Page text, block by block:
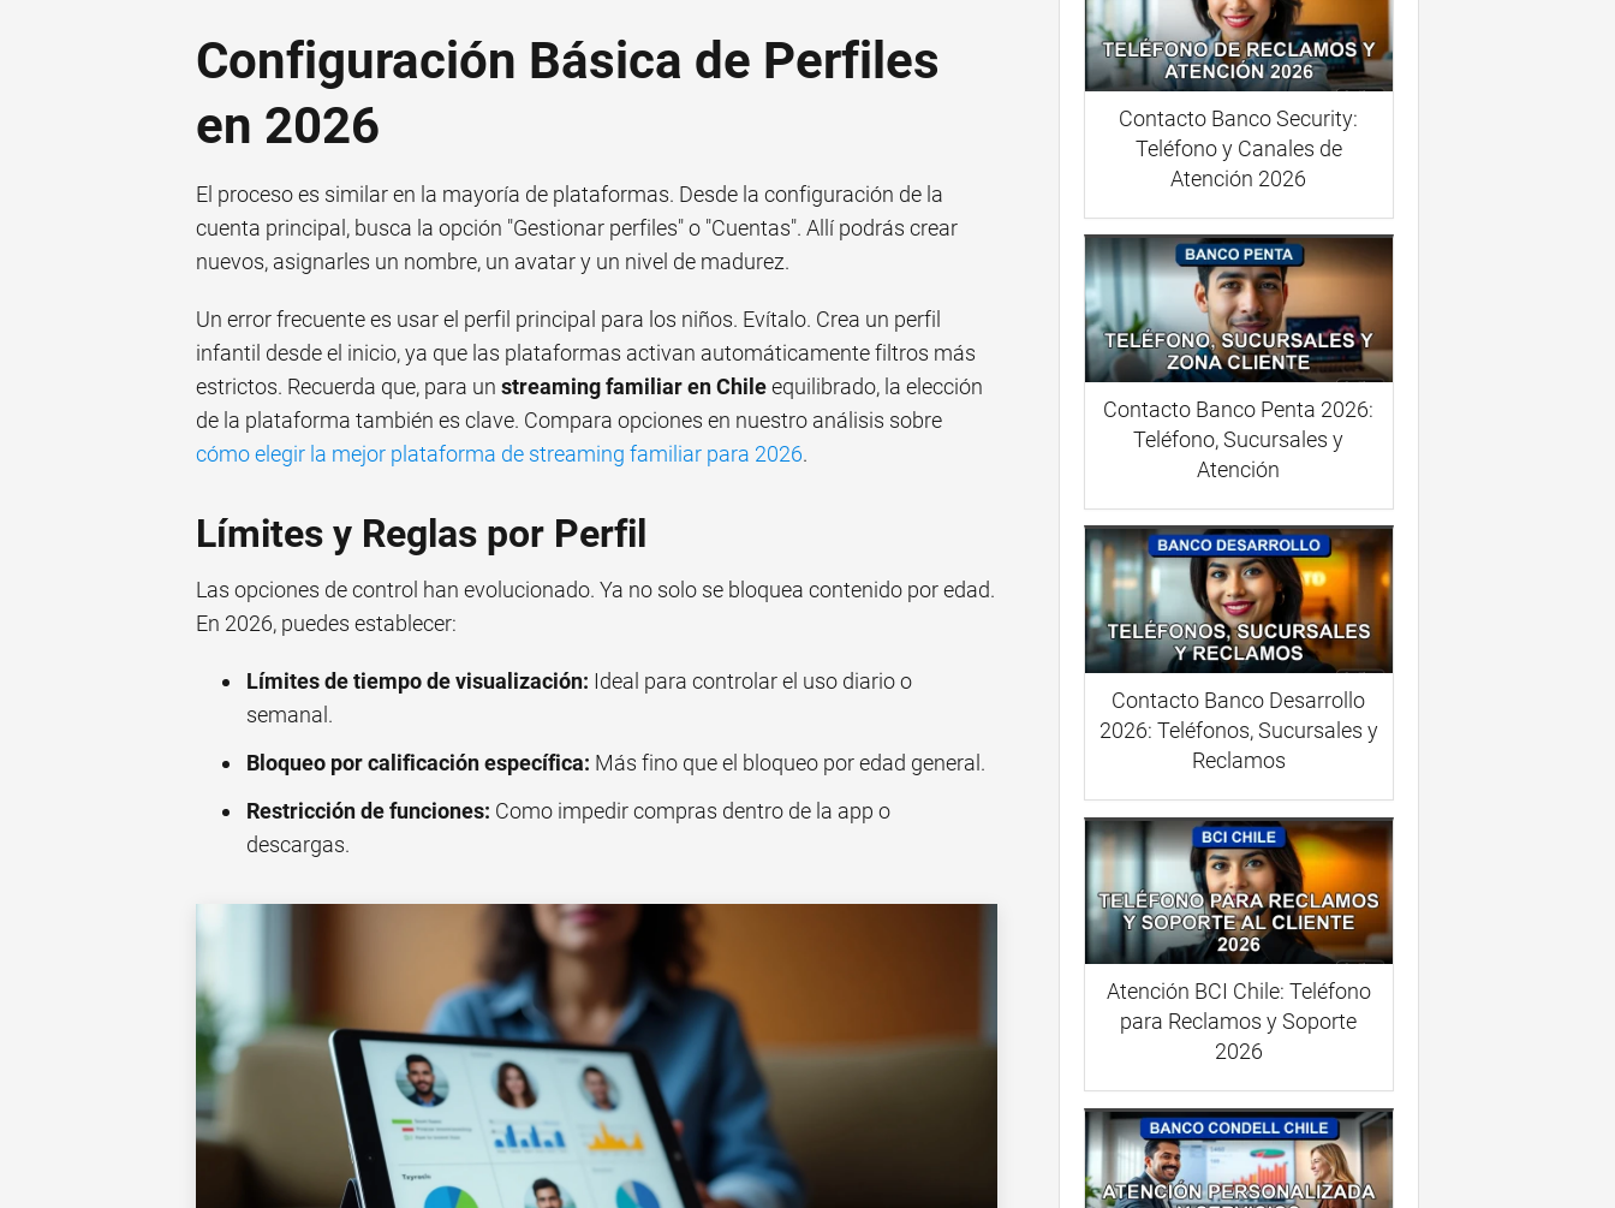
Configuración Básica de Perfiles
en 2026
El proceso es similar en la mayoría de plataformas. Desde la configuración de la
cuenta principal, busca la opción "Gestionar perfiles" o "Cuentas". Allí podrás crear
nuevos, asignarles un nombre, un avatar y un nivel de madurez.
Un error frecuente es usar el perfil principal para los niños. Evítalo. Crea un perfil
infantil desde el inicio, ya que las plataformas activan automáticamente filtros más
estrictos. Recuerda que, para un streaming familiar en Chileequilibrado, la elección
de la plataforma también es clave. Compara opciones en nuestro análisis sobre
cómo elegir la mejor plataforma de streaming familiar para 2026.
Límites y Reglas por Perfil
Las opciones de control han evolucionado. Ya no solo se bloquea contenido por edad.
En 2026, puedes establecer:
Límites de tiempo de visualización: Ideal para controlar el uso diario o
semanal.
Bloqueo por calificación específica: Más fino que el bloqueo por edad general.
Restricción de funciones: Como impedir compras dentro de la app o
descargas.
Contacto Banco Security:
Teléfono y Canales de
Atención 2026
Contacto Banco Penta 2026:
Teléfono, Sucursales y
Atención
Contacto Banco Desarrollo
2026: Teléfonos, Sucursales y
Reclamos
Atención BCI Chile: Teléfono
para Reclamos y Soporte
2026